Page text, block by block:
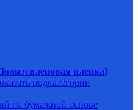
пленка]
подкатегории
на бумажной основе